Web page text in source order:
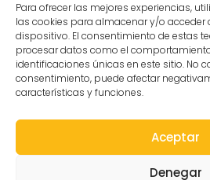
Para ofrecer las mejores experiencias,
las cookies para almacenar y/o acceder
dispositivo. El consentimiento de estas
procesar datos como el
identificaciones únicas en este sitio. No
consentimiento, puede afectar
características y funciones.
Aceptar
Denegar
C/Gibraltar,14
37008-